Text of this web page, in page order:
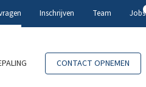
CONTACT OPNEMEN
Inschrijven Team Jobs